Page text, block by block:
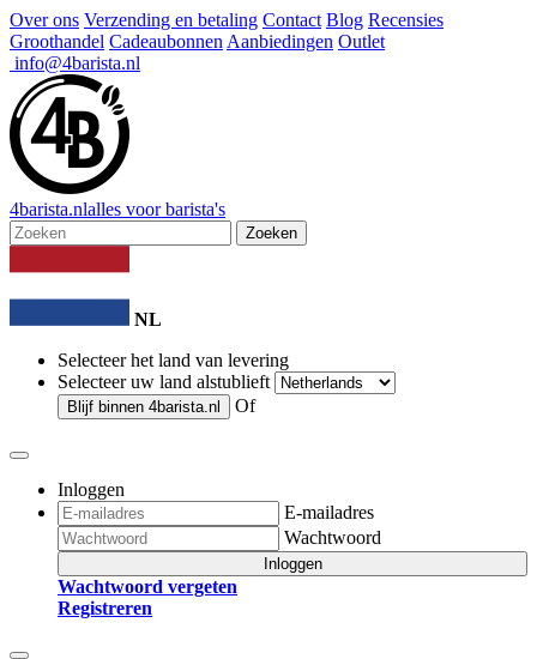
Over ons Verzending en betaling Contact Blog Recensies
Groothandel Cadeaubonnen Aanbiedingen Outlet
info@4barista.nl
4barista.nlalles voor barista's
Zoeken
NL
Selecteer het land van levering
Selecteer uw land alstublieft
Blijf binnen 4barista.nl Of
Inloggen
E-mailadres
Wachtwoord
Inloggen
Wachtwoord vergeten
Registreren